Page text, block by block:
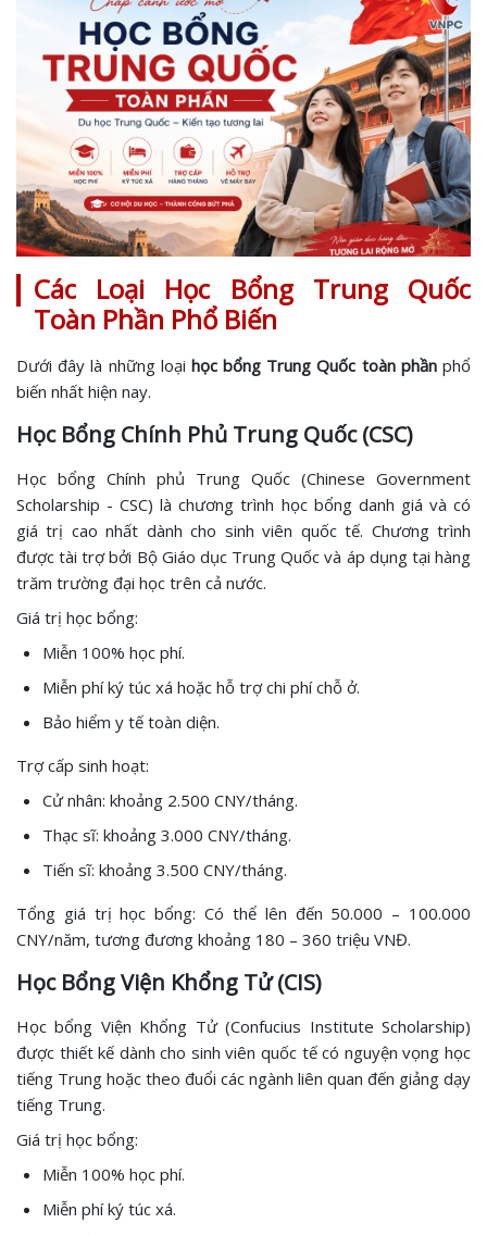
Các Loại Học Bổng Trung Quốc
Toàn Phần Phổ Biến
Dưới đây là những loại học bổng Trung Quốc toàn phầnphổ
biến nhất hiện nay.
Học Bổng Chính Phủ Trung Quốc (CSC)
Học bổng Chính phủ Trung Quốc (Chinese Government
Scholarship - CSC) là chương trình học bổng danh giá và có
giá trị cao nhất dành cho sinh viên quốc tế. Chương trình
được tài trợ bởi Bộ Giáo dục Trung Quốc và áp dụng tại hàng
trăm trường đại học trên cả nước.
Giá trị học bổng:
Miễn 100% học phí.
Miễn phí ký túc xá hoặc hỗ trợ chi phí chỗ ở.
Bảo hiểm y tế toàn diện.
Trợ cấp sinh hoạt:
Cử nhân: khoảng 2.500 CNY/tháng.
Thạc sĩ: khoảng 3.000 CNY/tháng.
Tiến sĩ: khoảng 3.500 CNY/tháng.
Tổng giá trị học bổng: Có thể lên đến 50.000 – 100.000
CNY/năm, tương đương khoảng 180 – 360 triệu VNĐ.
Học Bổng Viện Khổng Tử (CIS)
Học bổng Viện Khổng Tử (Confucius Institute Scholarship)
được thiết kế dành cho sinh viên quốc tế có nguyện vọng học
tiếng Trung hoặc theo đuổi các ngành liên quan đến giảng dạy
tiếng Trung.
Giá trị học bổng:
Miễn 100% học phí.
Miễn phí ký túc xá.